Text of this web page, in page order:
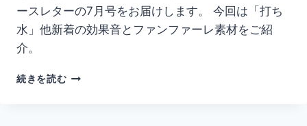
ースレターの7月号をお届けします。 今回は「打ち
水」他新着の効果音とファンファーレ素材をご紹
介。
続きを読む月